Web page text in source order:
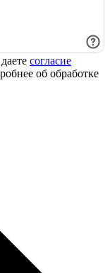
согласие
об обработке